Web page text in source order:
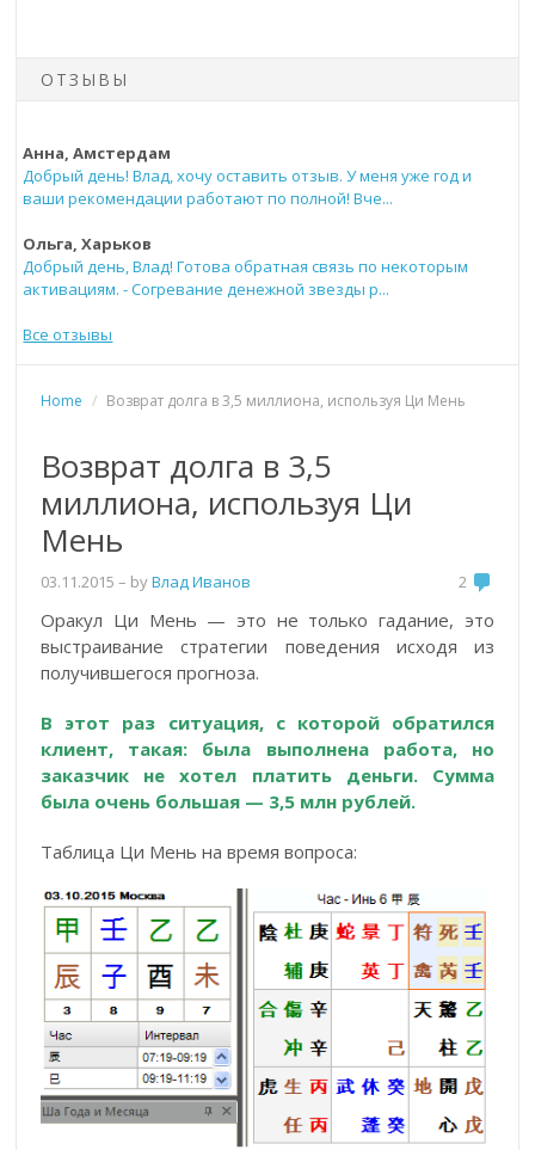
ОТЗЫВЫ
Анна, Амстердам
Добрый день! Влад, хочу оставить отзыв. У меня уже год и
ваши рекомендации работают по полной! Вче...
Ольга, Харьков
Добрый день, Влад! Готова обратная связь по некоторым
активациям. - Согревание денежной звезды р...
Все отзывы
Home / Возврат долга в 3,5 миллиона, используя Ци Мень
Возврат долга в 3,5
миллиона, используя Ци
Мень
03.11.2015 – byВлад Иванов 2
Оракул Ци Мень — это не только гадание, это
выстраивание стратегии поведения исходя из
получившегося прогноза.
В этот раз ситуация, с которой обратился
клиент, такая: была выполнена работа, но
заказчик не хотел платить деньги. Сумма
была очень большая — 3,5 млн рублей.
Таблица Ци Мень на время вопроса: